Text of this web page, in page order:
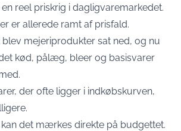
reel priskrig i dagligvaremarkedet.
er allerede ramt af prisfald.
mejeriprodukter sat ned, og nu
kød, pålæg, bleer og basisvarer
der ofte ligger i indkøbskurven,
det mærkes direkte på budgettet.